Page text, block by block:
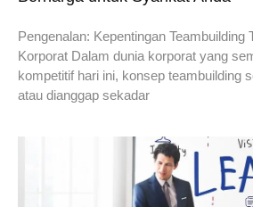
Pengenalan: Kepentingan Teambuilding
Korporat Dalam dunia korporat yang
kompetitif hari ini, konsep teambuilding
atau dianggap sekadar